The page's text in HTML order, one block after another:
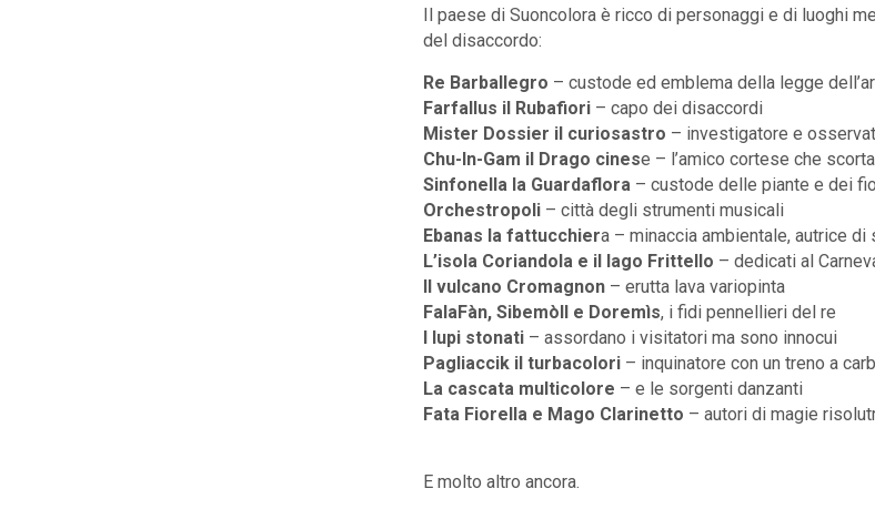
Il paese di Suoncolora è ricco di personaggi e di luoghi
del disaccordo:
Re Barballegro – custode ed emblema della legge
Farfallus il Rubafiori – capo dei disaccordi
Mister Dossier il curiosastro – investigatore e
Chu-In-Gam il Drago cinese – l’amico cortese che
Sinfonella la Guardaflora – custode delle piante e dei
Orchestropoli – città degli strumenti musicali
Ebanas la fattucchiera – minaccia ambientale, autrice di
L’isola Coriandola e il lago Frittello – dedicati al
Il vulcano Cromagnon – erutta lava variopinta
FalaFàn, Sibemòll e Doremìs, i fidi pennellieri del re
I lupi stonati – assordano i visitatori ma sono innocui
Pagliaccik il turbacolori – inquinatore con un treno a
La cascata multicolore – e le sorgenti danzanti
Fata Fiorella e Mago Clarinetto – autori di magie
E molto altro ancora.